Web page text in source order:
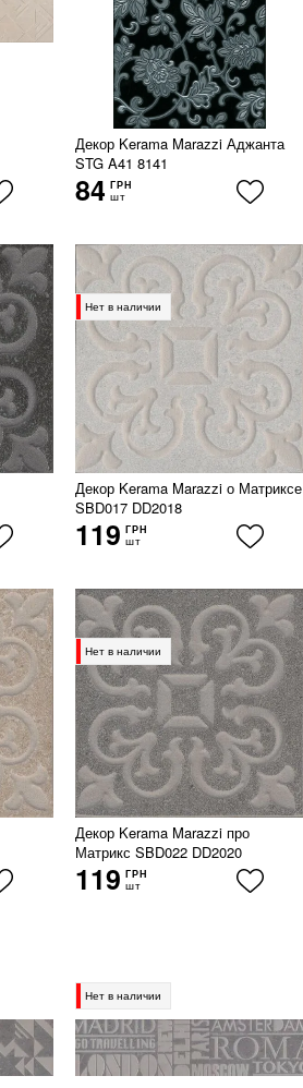
Декор Kerama Marazzi Аджанта
STG A41 8141
84 ГРН
шт
Нет в наличии
Декор Kerama Marazzi о Матриксе
SBD017 DD2018
119 ГРН
шт
Нет в наличии
Декор Kerama Marazzi про
Матрикс SBD022 DD2020
119 ГРН
шт
Нет в наличии